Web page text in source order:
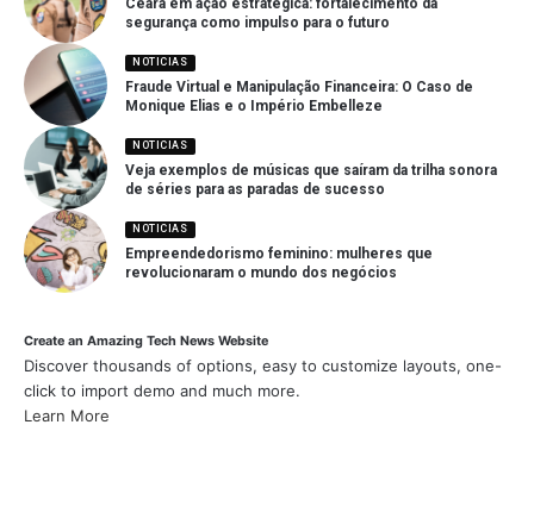
Ceará em ação estratégica: fortalecimento da
segurança como impulso para o futuro
NOTICIAS
Fraude Virtual e Manipulação Financeira: O Caso de
Monique Elias e o Império Embelleze
NOTICIAS
Veja exemplos de músicas que saíram da trilha sonora
de séries para as paradas de sucesso
NOTICIAS
Empreendedorismo feminino: mulheres que
revolucionaram o mundo dos negócios
Create an Amazing Tech News Website
Discover thousands of options, easy to customize layouts, one-
click to import demo and much more.
Learn More